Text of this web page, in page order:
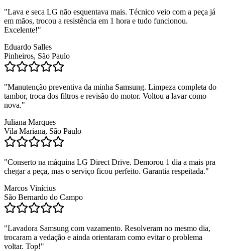
"Lava e seca LG não esquentava mais. Técnico veio com a peça já
em mãos, trocou a resistência em 1 hora e tudo funcionou.
Excelente!"
Eduardo Salles
Pinheiros, São Paulo
"Manutenção preventiva da minha Samsung. Limpeza completa do
tambor, troca dos filtros e revisão do motor. Voltou a lavar como
nova."
Juliana Marques
Vila Mariana, São Paulo
"Conserto na máquina LG Direct Drive. Demorou 1 dia a mais pra
chegar a peça, mas o serviço ficou perfeito. Garantia respeitada."
Marcos Vinícius
São Bernardo do Campo
"Lavadora Samsung com vazamento. Resolveram no mesmo dia,
trocaram a vedação e ainda orientaram como evitar o problema
voltar. Top!"